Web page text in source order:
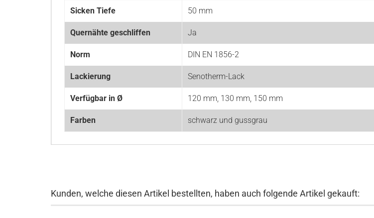
Sicken Tiefe 50 mm
Quernähte geschliffen Ja
Norm DIN EN 1856-2
Lackierung Senotherm-Lack
Verfügbar in Ø 120 mm, 130 mm, 150 mm
Farben schwarz und gussgrau
Kunden, welche diesen Artikel bestellten, haben auch folgende Artikel gekauft: